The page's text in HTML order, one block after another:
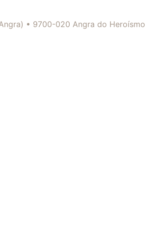
• 9700-020 Angra do Heroísmo